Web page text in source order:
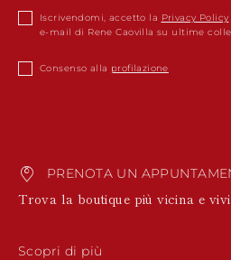
Iscrivendomi, accetto la Privacy Policy
e-mail di Rene Caovilla su ultime
Consenso alla profilazione
PRENOTA UN
Trova la boutique più vicina e
Scopri di più